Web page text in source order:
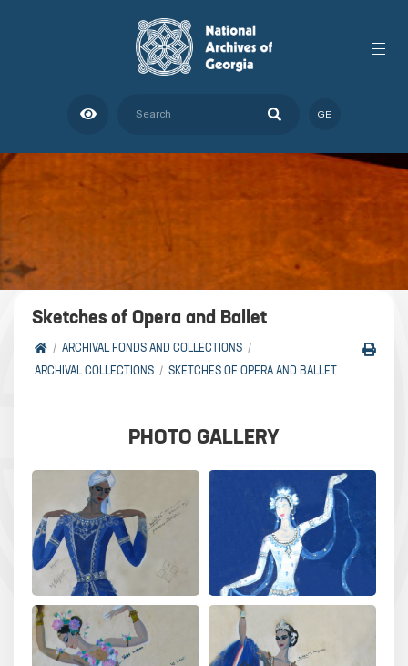
GE
Sketches of Opera and Ballet
ARCHIVAL FONDS AND COLLECTIONS
ARCHIVAL COLLECTIONS
SKETCHES OF OPERA AND BALLET
PHOTO GALLERY